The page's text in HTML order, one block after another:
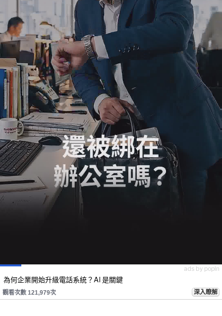
ads by popIn
為何企業開始升級電話系統？AI 是關鍵
觀看次數 121,979次 深入瞭解